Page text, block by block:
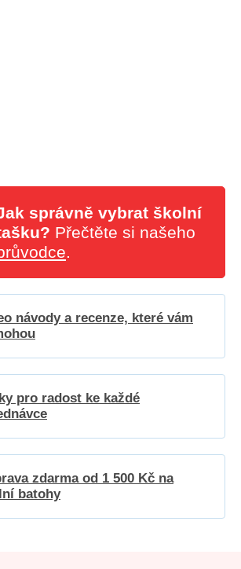
správně vybrat školní
Přečtěte si našeho
.
návody a recenze, které vám
pro radost ke každé
zdarma od 1 500 Kč na
batohy